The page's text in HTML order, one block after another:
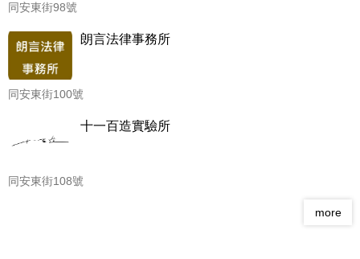
同安東街98號
朗言法律事務所
同安東街100號
十一百造實驗所
同安東街108號
more